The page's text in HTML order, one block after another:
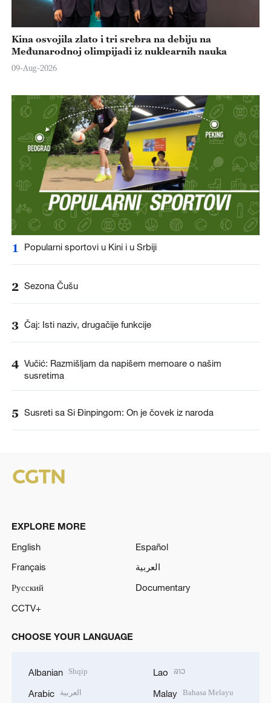
Kina osvojila zlato i tri srebra na debiju na
Međunarodnoj olimpijadi iz nuklearnih nauka
09-Aug-2026
1 Popularni sportovi u Kini i u Srbiji
2 Sezona Čušu
3 Čaj: Isti naziv, drugačije funkcije
4 Vučić: Razmišljam da napišem memoare o našim
susretima
5 Susreti sa Si Đinpingom: On je čovek iz naroda
EXPLORE MORE
English
Español
Français
العربية
Русский
Documentary
CCTV+
CHOOSE YOUR LANGUAGE
Albanian Shqip
Arabic العربية
Lao ລາວ
Malay Bahasa Melayu